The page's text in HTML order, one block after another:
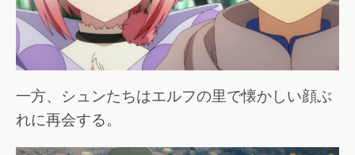
一方、シュンたちはエルフの里で懐かしい顔ぶ
れに再会する。